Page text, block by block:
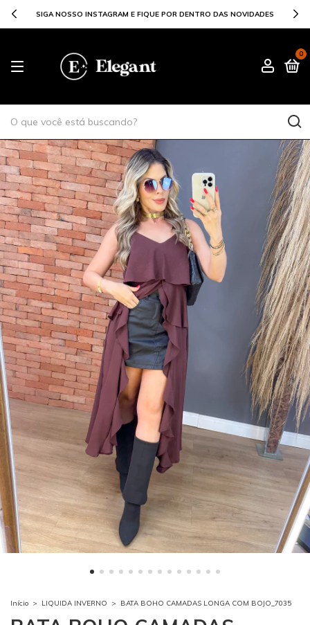
SIGA NOSSO INSTAGRAM E FIQUE POR DENTRO DAS NOVIDADES
0
Início > LIQUIDA INVERNO > BATA BOHO CAMADAS LONGA COM BOJO_7035